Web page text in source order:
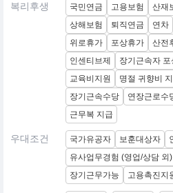
복리후생 국민연금 고용보험 산재
상해보험
퇴직연금 연차
위로휴가
포상휴가 산전
인센티브제
장기근속자 포
교육비지원
명절 귀향비
장기근속수당
연장근로수
근무복 지급
우대조건 국가유공자 보훈대상자
유사업무경험 (영업/상담 외)
장기근무가능
고용촉진지